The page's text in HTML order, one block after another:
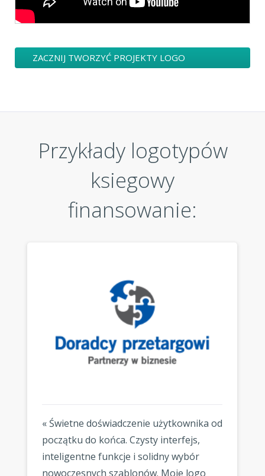
ZACZNIJ TWORZYĆ PROJEKTY LOGO
Przykłady logotypów
ksiegowy
finansowanie:
« Świetne doświadczenie użytkownika od
początku do końca. Czysty interfejs,
inteligentne funkcje i solidny wybór
nowoczesnych szablonów. Moje logo